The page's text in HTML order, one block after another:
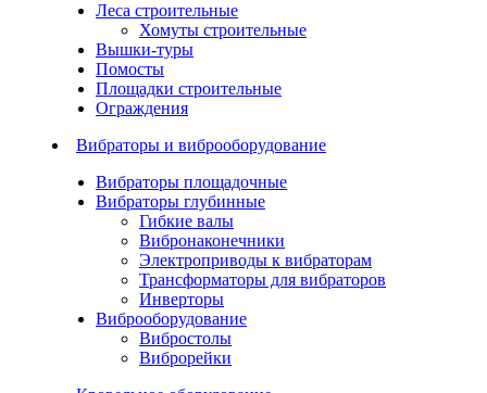
Леса строительные
Хомуты строительные
Вышки-туры
Помосты
Площадки строительные
Ограждения
Вибраторы и виброоборудование
Вибраторы площадочные
Вибраторы глубинные
Гибкие валы
Вибронаконечники
Электроприводы к вибраторам
Трансформаторы для вибраторов
Инверторы
Виброоборудование
Вибростолы
Виброрейки